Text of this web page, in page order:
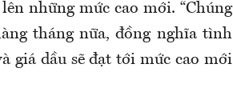
những mức cao mới. “Chúng
tháng nữa, đồng nghĩa tình
giá dầu sẽ đạt tới mức cao mới